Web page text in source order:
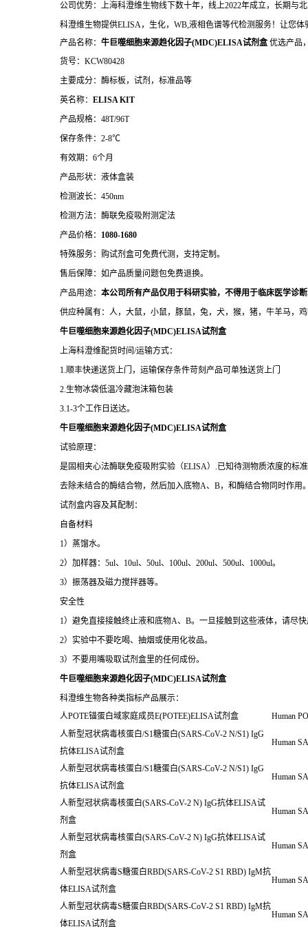
公司优势：上海科澄维生物线下数十年，线上2022年成立，长期与
科澄维生物提供ELISA，生化，WB,液相色谱等代检测服务！让您体
产品名称： 牛巨噬细胞来源趋化因子(MDC)ELISA试剂盒 优选产品
货号：KCW80428
主要成分：酶标板，试剂，标准品等
英名称： ELISA KIT
产品规格：48T/96T
保存条件：2-8℃
有效期：6个月
产品形状：液体盒装
检测波长：450nm
检测方法：酶联免疫吸附测定法
产品价格： 1080-1680
特殊服务：购试剂盒可免费代测，支持定制。
售后保障：如产品质量问题包免费退换。
产品用途： 本公司所有产品仅用于科研实验，不得用于临床医学诊断
供应种属有：人，大鼠，小鼠，豚鼠，兔，犬，猴，猪，牛羊马，
牛巨噬细胞来源趋化因子(MDC)ELISA试剂盒
上海科澄维配货时间/运输方式：
1.顺丰快递送货上门，运输保存条件苛刻产品可单独送货上门
2.生物冰袋低温冷藏泡沫箱包装
3.1-3个工作日送达。
牛巨噬细胞来源趋化因子(MDC)ELISA试剂盒
试验原理：
是固相夹心法酶联免疫吸附实验（ELISA）.已知待测物质浓度的标
去除未结合的酶结合物，然后加入底物A、B，和酶结合物同时作
试剂盒内容及其配制：
自备材料
1）蒸馏水。
2）加样器：5ul、10ul、50ul、100ul、200ul、500ul、1000ul。
3）振荡器及磁力搅拌器等。
安全性
1）避免直接接触终止液和底物A、B。一旦接触到这些液体，请尽
2）实验中不要吃喝、抽烟或使用化妆品。
3）不要用嘴吸取试剂盒里的任何成份。
牛巨噬细胞来源趋化因子(MDC)ELISA试剂盒
科澄维生物各种类指标产品展示：
人POTE锚蛋白域家庭成员E(POTEE)ELISA试剂盒
Human
人新型冠状病毒核蛋白/S1糖蛋白(SARS-CoV-2 N/S1) IgG
抗体ELISA试剂盒
Human
人新型冠状病毒核蛋白/S1糖蛋白(SARS-CoV-2 N/S1) IgG
抗体ELISA试剂盒
Human
人新型冠状病毒核蛋白(SARS-CoV-2 N) IgG抗体ELISA试
剂盒
Human
人新型冠状病毒核蛋白(SARS-CoV-2 N) IgG抗体ELISA试
剂盒
Human
人新型冠状病毒S糖蛋白RBD(SARS-CoV-2 S1 RBD) IgM抗
体ELISA试剂盒
Human
人新型冠状病毒S糖蛋白RBD(SARS-CoV-2 S1 RBD) IgM抗
体ELISA试剂盒
Human